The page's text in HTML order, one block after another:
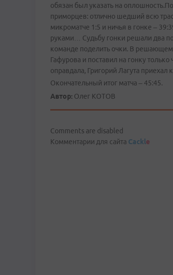
обязан был указать на
приморцев: отлично шедший всю
микроматче 1:5 и ничья в гонке –
руками… Судьбу гонки решали два
команде поделить очки. В решающем
Гафурова и поставил на гонку
оправдала, Григорий Лагута
Окончательный итог матча – 45:45.
Автор: Олег КОТОВ
Comments are disabled
Комментарии для сайта Cackle